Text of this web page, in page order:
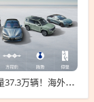
比亚迪8月销量37.3万辆！海外卖疯了 暴增146%